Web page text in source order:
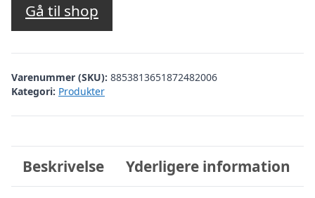
Gå til shop
Varenummer (SKU): 8853813651872482006
Kategori: Produkter
Beskrivelse Yderligere information